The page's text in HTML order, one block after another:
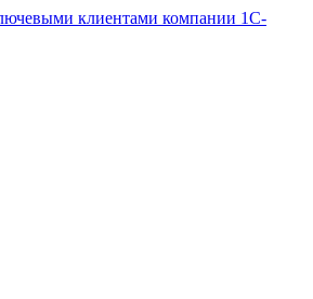
клиентами компании 1С-